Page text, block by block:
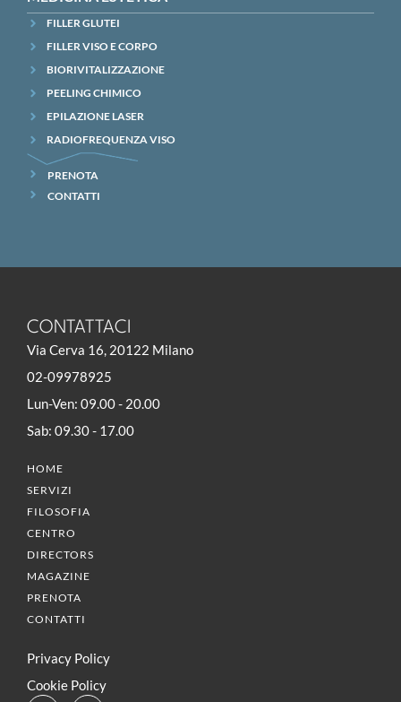
FILLER GLUTEI
FILLER VISO E CORPO
BIORIVITALIZZAZIONE
PEELING CHIMICO
EPILAZIONE LASER
RADIOFREQUENZA VISO
PRENOTA
CONTATTI
CONTATTACI
Via Cerva 16, 20122 Milano
02-09978925
Lun-Ven: 09.00 - 20.00
Sab: 09.30 - 17.00
HOME
SERVIZI
FILOSOFIA
CENTRO
DIRECTORS
MAGAZINE
PRENOTA
CONTATTI
Privacy Policy
Cookie Policy